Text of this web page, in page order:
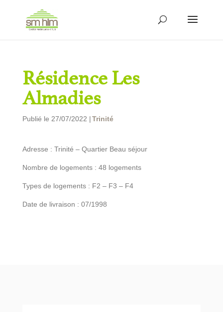
Résidence Les
Almadies
Publié le 27/07/2022 |Trinité
Adresse : Trinité – Quartier Beau séjour
Nombre de logements : 48 logements
Types de logements : F2 – F3 – F4
Date de livraison : 07/1998